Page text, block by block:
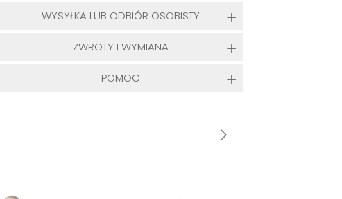
WYSYŁKA LUB ODBIÓR OSOBISTY
ZWROTY I WYMIANA
POMOC